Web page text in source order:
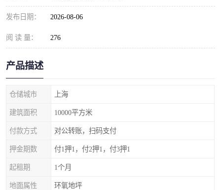
发布日期： 2026-08-06
阅 读 量： 276
产品描述
仓储城市 上海
建筑面积 10000平方米
付款方式 对公转账，扫码支付
押金期数 付1押1，付2押1，付3押1
起租期 1个月
地面属性 环氧地坪